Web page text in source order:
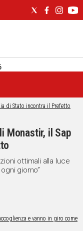
Monastir, il Sap
ottimali alla luce
giorno”